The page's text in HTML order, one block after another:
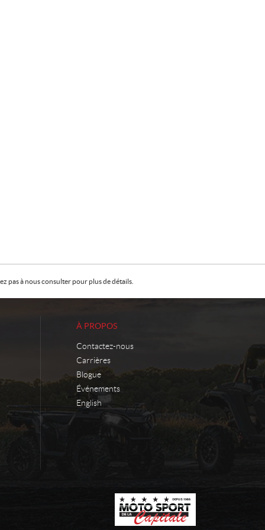
pas à nous consulter pour plus de détails.
À PROPOS
Contactez-nous
Carrières
Blogue
Événements
English